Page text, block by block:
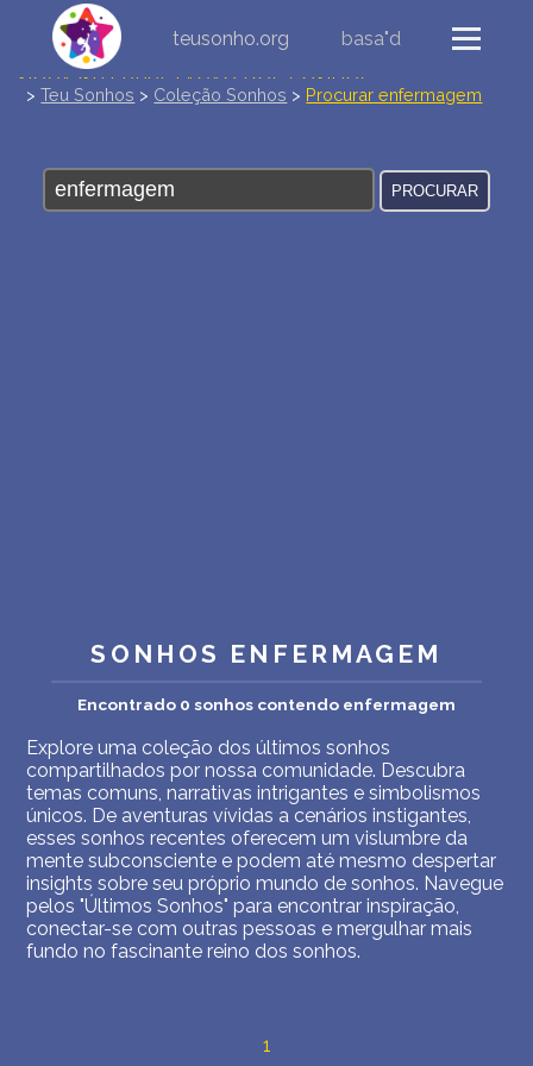
teusonho.org
basa"d
NOVA INTERPRETAÇÃO DOS SONHOS
DICIONÁRIO DE SÍMBOLOS DOS SONHOS
POLÍTICA DE PRIVACIDADE
TERMOS DE USO
2
>Teu Sonhos > Coleção Sonhos > Procurar enfermagem
SONHOS ENFERMAGEM
Encontrado 0 sonhos contendo enfermagem
Explore uma coleção dos últimos sonhos
compartilhados por nossa comunidade. Descubra
temas comuns, narrativas intrigantes e simbolismos
únicos. De aventuras vívidas a cenários instigantes,
esses sonhos recentes oferecem um vislumbre da
mente subconsciente e podem até mesmo despertar
insights sobre seu próprio mundo de sonhos. Navegue
pelos "Últimos Sonhos" para encontrar inspiração,
conectar-se com outras pessoas e mergulhar mais
fundo no fascinante reino dos sonhos.
1